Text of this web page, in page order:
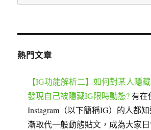
尋
鍵
熱門文章
【IG功能解析二】如何對某人隱
發現自己被隱藏IG限時動態? 有在
Instagram（以下簡稱IG）的人都
漸取代一般動態貼文，成為大家